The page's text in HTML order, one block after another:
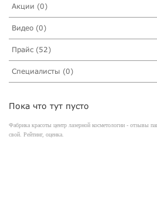
Акции (0)
Видео (0)
Прайс (52)
Специалисты (0)
Пока что тут пусто
Фабрика красоты центр лазерной косметологии - отзывы
свой. Рейтинг, оценка.